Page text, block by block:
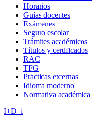
Horarios
Guías docentes
Exámenes
Seguro escolar
Trámites académicos
Títulos y certificados
RAC
TFG
Prácticas externas
Idioma moderno
Normativa académica
I+D+i